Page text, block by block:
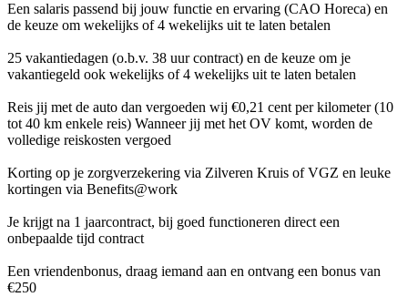
Een salaris passend bij jouw functie en ervaring (CAO Horeca) en
de keuze om wekelijks of 4 wekelijks uit te laten betalen
25 vakantiedagen (o.b.v. 38 uur contract) en de keuze om je
vakantiegeld ook wekelijks of 4 wekelijks uit te laten betalen
Reis jij met de auto dan vergoeden wij €0,21 cent per kilometer (10
tot 40 km enkele reis) Wanneer jij met het OV komt, worden de
volledige reiskosten vergoed
Korting op je zorgverzekering via Zilveren Kruis of VGZ en leuke
kortingen via Benefits@work
Je krijgt na 1 jaarcontract, bij goed functioneren direct een
onbepaalde tijd contract
Een vriendenbonus, draag iemand aan en ontvang een bonus van
€250